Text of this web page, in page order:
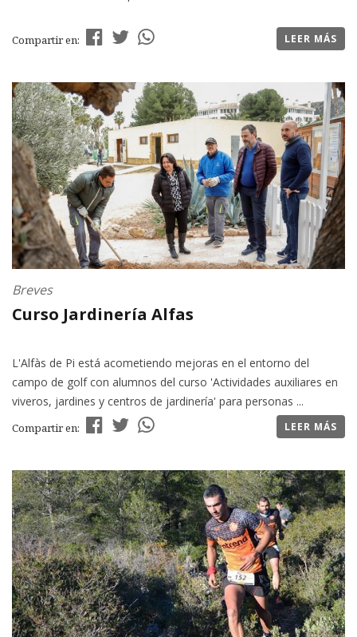
Compartir en: LEER MÁS
Breves
Curso Jardinería Alfas
L'Alfàs de Pi está acometiendo mejoras en el entorno del
campo de golf con alumnos del curso 'Actividades auxiliares en
viveros, jardines y centros de jardinería' para personas ...
Compartir en: LEER MÁS